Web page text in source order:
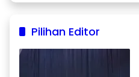
Pilihan Editor